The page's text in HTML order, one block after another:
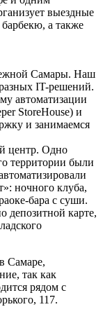
выездные
а также
Самары. Наш
IT-решений.
автоматизации
StoreHouse) и
и занимаемся
центр. Одно
территории были
ночного клуба,
бара с суши.
депозитной карте,
Самаре,
так как
рядом с
117.